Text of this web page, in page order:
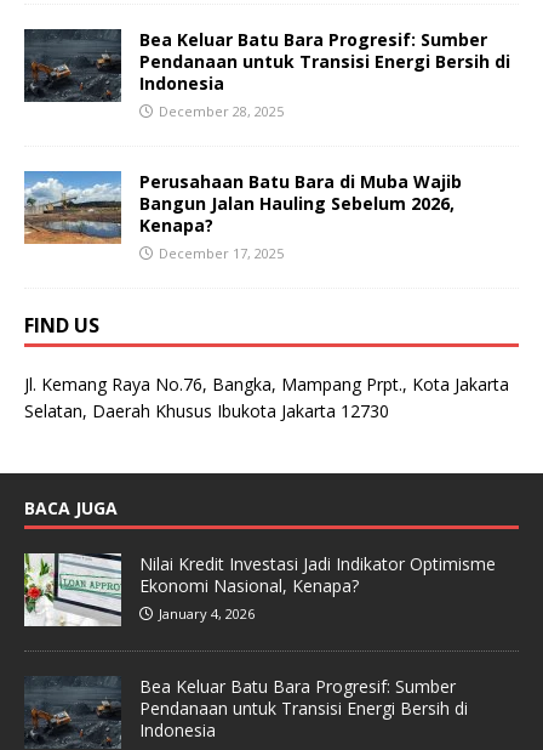
Bea Keluar Batu Bara Progresif: Sumber
Pendanaan untuk Transisi Energi Bersih di
Indonesia
December 28, 2025
Perusahaan Batu Bara di Muba Wajib
Bangun Jalan Hauling Sebelum 2026,
Kenapa?
December 17, 2025
FIND US
Jl. Kemang Raya No.76, Bangka, Mampang Prpt., Kota Jakarta
Selatan, Daerah Khusus Ibukota Jakarta 12730
BACA JUGA
Nilai Kredit Investasi Jadi Indikator Optimisme
Ekonomi Nasional, Kenapa?
January 4, 2026
Bea Keluar Batu Bara Progresif: Sumber
Pendanaan untuk Transisi Energi Bersih di
Indonesia